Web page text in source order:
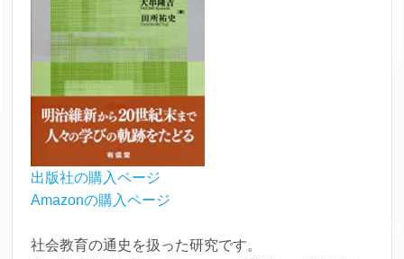
出版社の購入ページ
Amazonの購入ページ
社会教育の通史を扱った研究です。